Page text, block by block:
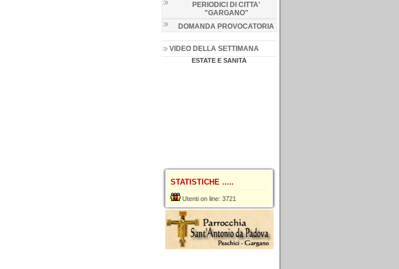
PERIODICI DI CITTA'
"GARGANO"
DOMANDA PROVOCATORIA
VIDEO DELLA SETTIMANA
ESTATE E SANITA
STATISTICHE .....
Utenti on line: 3721